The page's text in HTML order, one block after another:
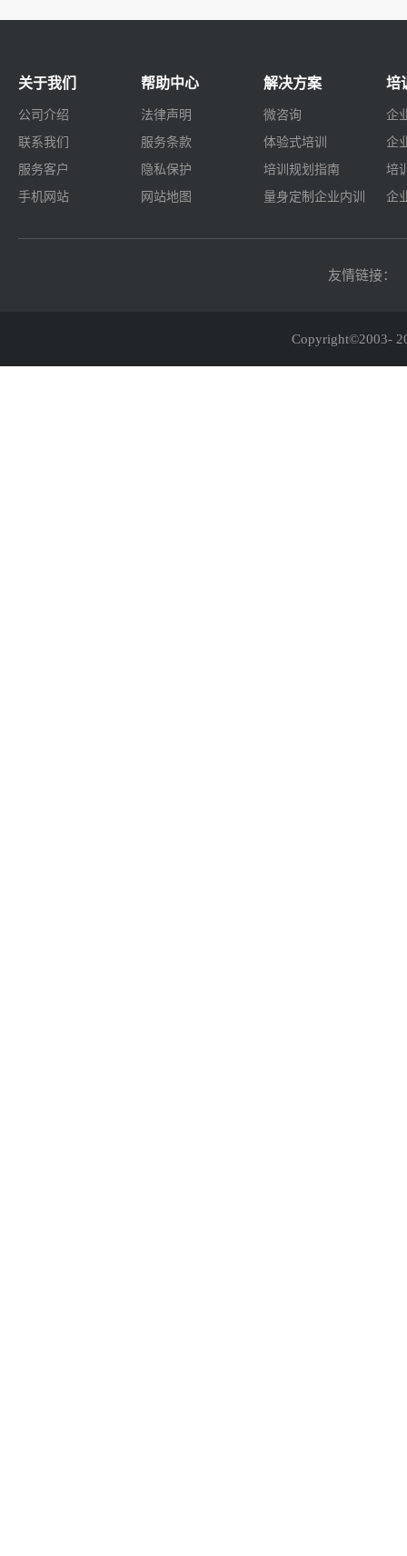
关于我们
公司介绍
联系我们
服务客户
手机网站
帮助中心
法律声明
服务条款
隐私保护
网站地图
解决方案
微咨询
体验式培训
培训规划指南
量身定制企业内训
培
企
企
培
企
友情链接：
Copyright©2003-